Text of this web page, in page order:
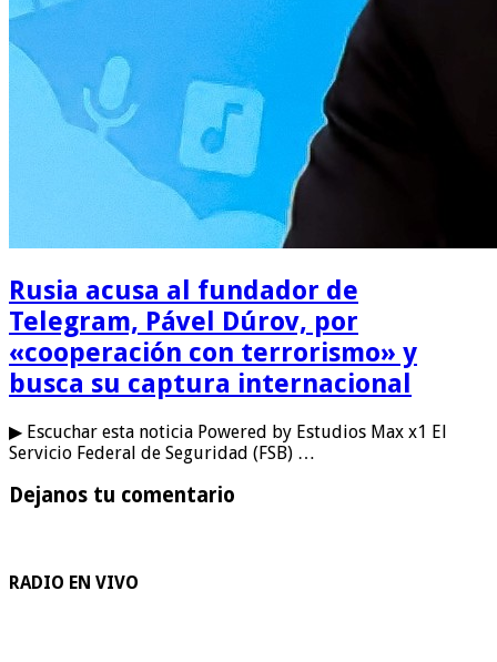
Rusia acusa al fundador de
Telegram, Pável Dúrov, por
«cooperación con terrorismo» y
busca su captura internacional
▶ Escuchar esta noticia Powered by Estudios Max x1 El
Servicio Federal de Seguridad (FSB) …
Dejanos tu comentario
RADIO EN VIVO